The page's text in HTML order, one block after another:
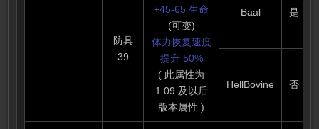
+45-65 生命
(可变)
体力恢复速度
提升 50%
( 此属性为
1.09 及以后
版本属性 )
防具
39
Baal 是
HellBovine 否